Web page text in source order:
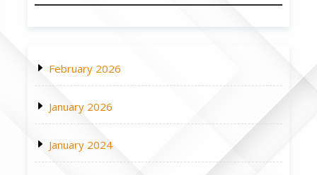
February 2026
January 2026
January 2024